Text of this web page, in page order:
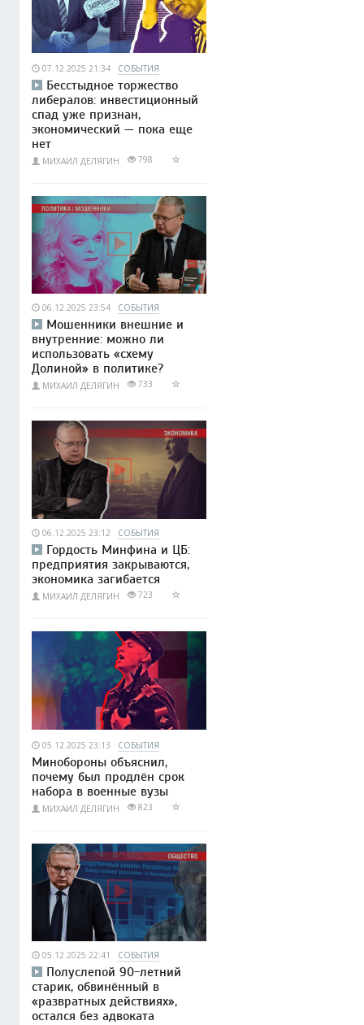
07.12.2025 21:34 СОБЫТИЯ
Бесстыдное торжество
либералов: инвестиционный
спад уже признан,
экономический — пока еще
нет
МИХАИЛ ДЕЛЯГИН 798
06.12.2025 23:54 СОБЫТИЯ
Мошенники внешние и
внутренние: можно ли
использовать «схему
Долиной» в политике?
МИХАИЛ ДЕЛЯГИН 733
06.12.2025 23:12 СОБЫТИЯ
Гордость Минфина и ЦБ:
предприятия закрываются,
экономика загибается
МИХАИЛ ДЕЛЯГИН 723
05.12.2025 23:13 СОБЫТИЯ
Минобороны объяснил,
почему был продлён срок
набора в военные вузы
МИХАИЛ ДЕЛЯГИН 823
05.12.2025 22:41 СОБЫТИЯ
Полуслепой 90-летний
старик, обвинённый в
«развратных действиях»,
остался без адвоката